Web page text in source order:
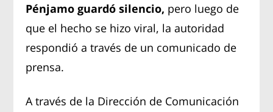
Pénjamo guardó silencio, pero luego de
que el hecho se hizo viral, la autoridad
respondió a través de un comunicado de
prensa.
A través de la Dirección de Comunicación